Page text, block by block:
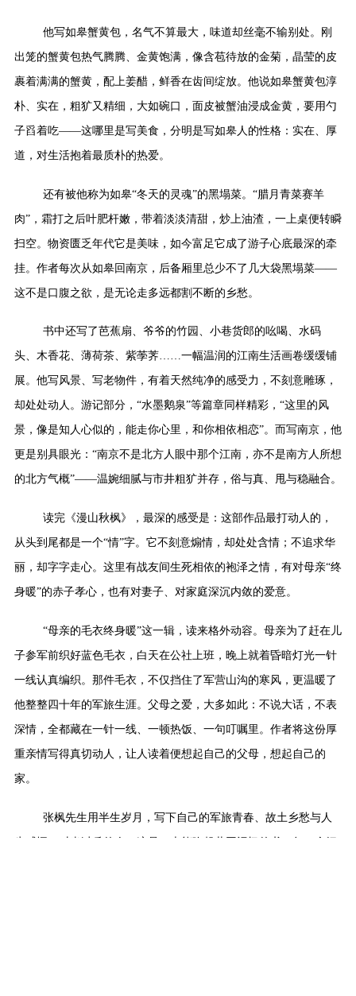
他写如皋蟹黄包，名气不算最大，味道却丝毫不输别处。刚
出笼的蟹黄包热气腾腾、金黄饱满，像含苞待放的金菊，晶莹的皮
裹着满满的蟹黄，配上姜醋，鲜香在齿间绽放。他说如皋蟹黄包淳
朴、实在，粗犷又精细，大如碗口，面皮被蟹油浸成金黄，要用勺
子舀着吃——这哪里是写美食，分明是写如皋人的性格：实在、厚
道，对生活抱着最质朴的热爱。
还有被他称为如皋“冬天的灵魂”的黑塌菜。 “腊月青菜赛羊
肉”，霜打之后叶肥杆嫩，带着淡淡清甜，炒上油渣，一上桌便转瞬
扫空。物资匮乏年代它是美味，如今富足它成了游子心底最深的牵
挂。作者每次从如皋回南京， 后备厢里 总少不了几大袋黑塌菜——
这不是口腹之欲，是无论走多远都割不断的乡愁。
书中还写了芭蕉扇、爷爷的竹园、小巷货郎的吆喝、水码
头、木香花、薄荷茶、紫荸荠……一幅温润的江南生活画卷缓缓铺
展。他写风景、写老物件，有着天然纯净的感受力，不刻意雕琢，
却处处动人。游记部分， “水墨鹅泉”等篇章同样精彩， “这里的风
景，像是知人心似的，能走你心里，和你相依相恋”。而写南京，他
更是别具眼光： “南京不是北方人眼中那个江南，亦不是南方人所想
的北方气概”——温婉细腻与市井粗犷并存，俗与真、甩与稳融合。
读完《漫山秋枫》，最深的感受是：这部作品最打动人的，
从头到尾都是一个“情”字。它不刻意煽情，却处处含情；不追求华
丽，却字字走心。这里有战友间生死相依的袍泽之情，有对母亲“终
身暖”的赤子孝心，也有对妻子、对家庭深沉内敛的爱意。
“母亲的毛衣终身暖”这一辑，读来格外动容。母亲为了赶在儿
子参军前织好蓝色毛衣，白天在公社上班，晚上就着昏暗灯光一针
一线认真编织。那件毛衣，不仅挡住了军营山沟的寒风，更温暖了
他整整四十年的军旅生涯。父母之爱，大多如此：不说大话，不表
深情，全都藏在一针一线、一顿热饭、一句叮嘱里。作者将这份厚
重亲情写得真切动人，让人读着便想起自己的父母，想起自己的
家。
张枫先生用半生岁月，写下自己的军旅青春、故土乡愁与人